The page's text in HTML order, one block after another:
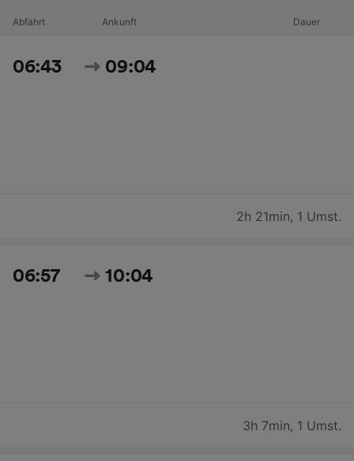
Abfahrt Ankunft Dauer
06:43 09:04
2h 21min, 1 Umst.
06:57 10:04
3h 7min, 1 Umst.